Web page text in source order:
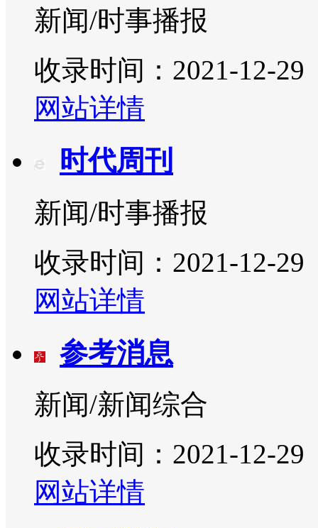
新闻/时事播报
收录时间：2021-12-29
网站详情
时代周刊
新闻/时事播报
收录时间：2021-12-29
网站详情
参考消息
新闻/新闻综合
收录时间：2021-12-29
网站详情